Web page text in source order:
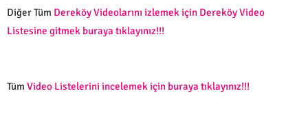
Diğer Tüm Dereköy Videolarını izlemek için Dereköy Video
Listesine gitmek buraya tıklayınız!!!
Tüm Video Listelerini incelemek için buraya tıklayınız!!!